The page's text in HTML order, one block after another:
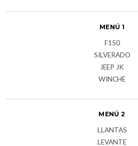
MENÚ 1
F150
SILVERADO
JEEP JK
WINCHE
MENÚ 2
LLANTAS
LEVANTE